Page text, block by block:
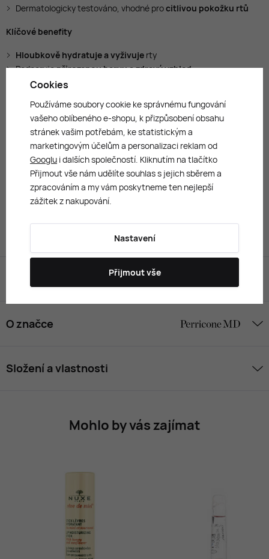
Dermatologicky testováno, vhodné procitlivou pokožku rtů
Klíčové benefity
Hloubkově hydratuje a vyživuje rty
Podporujepřirozenou barvu a zdravý vzhled
Zjemňuje a vyhlazuje
Ideální prokaždodenní použitís efektem „nahého líčení“
Použití
Naneste přímo načisté rtypomocí aplikátoru
Lze používat samostatně nebo přes rtěnku prolesklý finiš
Opakujte během dne dle potřeby proobnovení hydratace a
lesku
Kombinujte s dalšími produkty řadyNo Makeuppro přirozený
O značce
Složení a vlastnosti
Mohlo by vás zajímat
Cookies
Používáme soubory cookie ke správnému fungování
vašeho oblíbeného e-shopu, k přizpůsobení obsahu
stránek vašim potřebám, ke statistickým a
marketingovým účelům a personalizaci reklam od
Googlu i dalších společností. Kliknutím na tlačítko
Přijmout vše nám udělíte souhlas s jejich sběrem a
zpracováním a my vám poskytneme ten nejlepší
zážitek z nakupování.
Nastavení
Přijmout vše